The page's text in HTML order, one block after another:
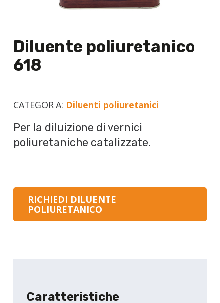
Diluente poliuretanico
618
CATEGORIA: Diluenti poliuretanici
Per la diluizione di vernici
poliuretaniche catalizzate.
RICHIEDI DILUENTE
POLIURETANICO
Caratteristiche